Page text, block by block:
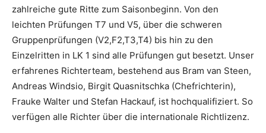
zahlreiche gute Ritte zum Saisonbeginn. Von den
leichten Prüfungen T7 und V5, über die schweren
Gruppenprüfungen (V2,F2,T3,T4) bis hin zu den
Einzelritten in LK 1 sind alle Prüfungen gut besetzt. Unser
erfahrenes Richterteam, bestehend aus Bram van Steen,
Andreas Windsio, Birgit Quasnitschka (Chefrichterin),
Frauke Walter und Stefan Hackauf, ist hochqualifiziert. So
verfügen alle Richter über die internationale Richtlizenz.